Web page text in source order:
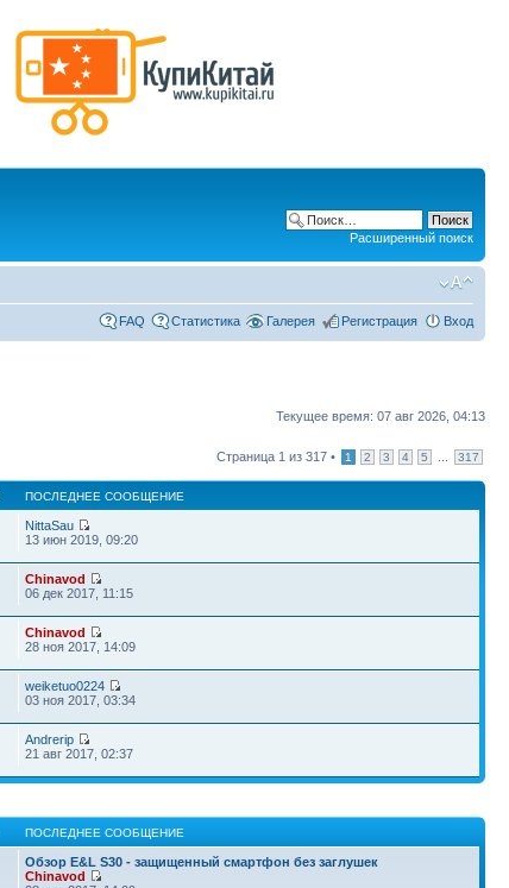
Расширенный поиск
FAQ Статистика Галерея Регистрация Вход
Текущее время: 07 авг 2026, 04:13
Страница 1 из 317 • 1 2 3 4 5 317
ПОСЛЕДНЕЕ СООБЩЕНИЕ
NittaSau
13 июн 2019, 09:20
Chinavod
06 дек 2017, 11:15
Chinavod
28 ноя 2017, 14:09
weiketuo0224
03 ноя 2017, 03:34
Andrerip
21 авг 2017, 02:37
ПОСЛЕДНЕЕ СООБЩЕНИЕ
Обзор E&L S30 - защищенный смартфон без заглушек
Chinavod